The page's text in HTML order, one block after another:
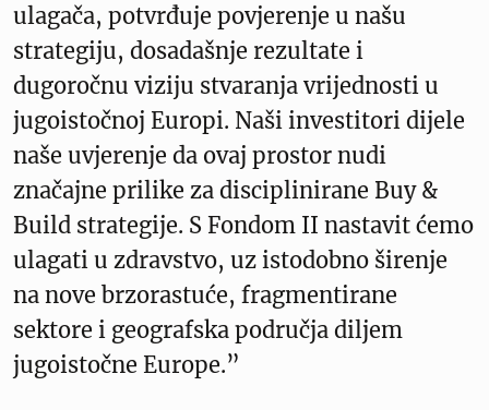
ulagača, potvrđuje povjerenje u našu
strategiju, dosadašnje rezultate i
dugoročnu viziju stvaranja vrijednosti u
jugoistočnoj Europi. Naši investitori dijele
naše uvjerenje da ovaj prostor nudi
značajne prilike za disciplinirane Buy &
Build strategije. S Fondom II nastavit ćemo
ulagati u zdravstvo, uz istodobno širenje
na nove brzorastuće, fragmentirane
sektore i geografska područja diljem
jugoistočne Europe.”